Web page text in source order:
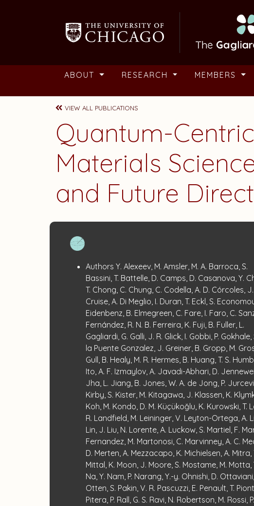
ABOUT RESEARCH MEMBERS
VIEW ALL PUBLICATIONS
Quantum-
Materials
and Future
Publication
Details
Authors Y. Alexeev, M. Amsler, M. A. Barroca, S.
Bassini, T. Battelle, D. Camps, D. Casanova, Y.
T. Chong, C. Chung, C. Codella, A. D. Córcoles, J.
Cruise, A. Di Meglio, I. Duran, T. Eckl, S.
Eidenbenz, B. Elmegreen, C. Fare, I. Faro, C.
Fernández, R. N. B. Ferreira, K. Fuji, B. Fuller, L.
Gagliardi, G. Galli, J. R. Glick, I. Gobbi, P. Gokhale,
la Puente Gonzalez, J. Greiner, B. Gropp, M.
Gull, B. Healy, M. R. Hermes, B. Huang, T. S.
Ito, A. F. Izmaylov, A. Javadi-Abhari, D.
Jha, L. Jiang, B. Jones, W. A. de Jong, P.
Kirby, S. Kister, M. Kitagawa, J. Klassen, K.
Koh, M. Kondo, D. M. Küçükoğlu, K. Kurowski, T.
R. Landfield, M. Leininger, V. Leyton-Ortega, A.
Lin, J. Liu, N. Lorente, A. Luckow, S. Martiel, F.
Fernandez, M. Martonosi, C. Marvinney, A. C.
D. Merten, A. Mezzacapo, K. Michielsen, A. Mitra,
Mittal, K. Moon, J. Moore, S. Mostame, M. Motta,
Na, Y. Nam, P. Narang, Y.-y. Ohnishi, D.
Otten, S. Pakin, V. R. Pascuzzi, E. Penault, T.
Pitera, P. Rall, G. S. Ravi, N. Robertson, M. Rossi, P.